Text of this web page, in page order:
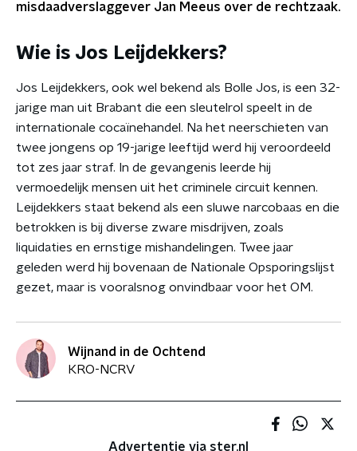
misdaadverslaggever Jan Meeus over de rechtzaak.
Wie is Jos Leijdekkers?
Jos Leijdekkers, ook wel bekend als Bolle Jos, is een 32-
jarige man uit Brabant die een sleutelrol speelt in de
internationale cocaïnehandel. Na het neerschieten van
twee jongens op 19-jarige leeftijd werd hij veroordeeld
tot zes jaar straf. In de gevangenis leerde hij
vermoedelijk mensen uit het criminele circuit kennen.
Leijdekkers staat bekend als een sluwe narcobaas en die
betrokken is bij diverse zware misdrijven, zoals
liquidaties en ernstige mishandelingen. Twee jaar
geleden werd hij bovenaan de Nationale Opsporingslijst
gezet, maar is vooralsnog onvindbaar voor het OM.
Wijnand in de Ochtend
KRO-NCRV
Advertentie via ster.nl